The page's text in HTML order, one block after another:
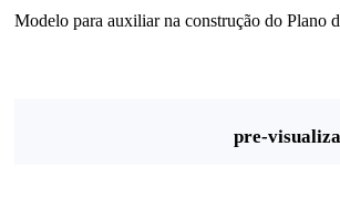
Modelo para auxiliar na construção do Plano
pre-